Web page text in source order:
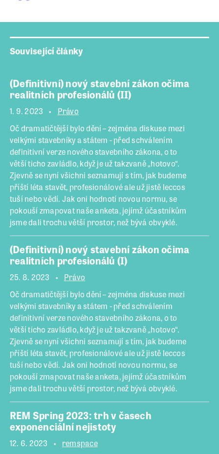
Související články
(Definitivní) nový stavební zákon očima
realitních profesionálů (II)
1. 9. 2023
Právo
Oč dramatičtější bylo dění – zejména diskuse mezi
velkými stavebníky a státem - před schválením
definitivní verze nového stavebního zákona, o to
větší ticho zavládlo, když je už takzvaně „hotovo“.
Zjevně se nyní všichni seznamují s tím, jak budeme
příští léta stavět, profesionálové ale už jistě leccos
tuší nebo vědí. Jak oni hodnotí novou normu, se
pokouší zmapovat naše anketa, jejímž účastníkům
jsme dali trochu větší prostor, než bývá obvyklé.
(Definitivní) nový stavební zákon očima
realitních profesionálů (I)
25. 8. 2023
Právo
Oč dramatičtější bylo dění – zejména diskuse mezi
velkými stavebníky a státem - před schválením
definitivní verze nového stavebního zákona, o to
větší ticho zavládlo, když je už takzvaně „hotovo“.
Zjevně se nyní všichni seznamují s tím, jak budeme
příští léta stavět, profesionálové ale už jistě leccos
tuší nebo vědí. Jak oni hodnotí novou normu, se
pokouší zmapovat naše anketa, jejímž účastníkům
jsme dali trochu větší prostor, než bývá obvyklé.
REM Spring 2023: trh v časech
exponenciální nejistoty
12. 6. 2023
remspace